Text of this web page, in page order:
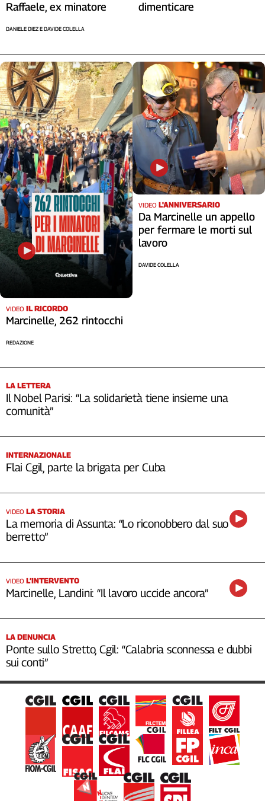
Raffaele, ex minatore
DANIELE DIEZ E DAVIDE COLELLA
dimenticare
VIDEO IL RICORDO
Marcinelle, 262 rintocchi
REDAZIONE
VIDEO L'ANNIVERSARIO
Da Marcinelle un appello
per fermare le morti sul
lavoro
DAVIDE COLELLA
LA LETTERA
Il Nobel Parisi: “La solidarietà tiene insieme una
comunità”
INTERNAZIONALE
Flai Cgil, parte la brigata per Cuba
VIDEO LA STORIA
La memoria di Assunta: “Lo riconobbero dal suo
berretto”
VIDEO L’INTERVENTO
Marcinelle, Landini: “Il lavoro uccide ancora”
LA DENUNCIA
Ponte sullo Stretto, Cgil: “Calabria sconnessa e dubbi
sui conti”